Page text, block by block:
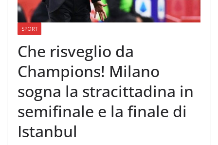
SPORT
Che risveglio da
Champions! Milano
sogna la stracittadina in
semifinale e la finale di
Istanbul